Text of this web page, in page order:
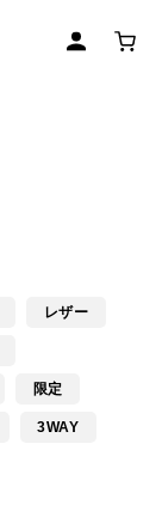
レザー
限定
3WAY